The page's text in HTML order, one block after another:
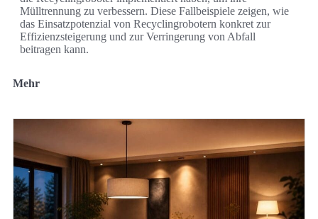
Mülltrennung zu verbessern. Diese Fallbeispiele zeigen, wie
das Einsatzpotenzial von Recyclingrobotern konkret zur
Effizienzsteigerung und zur Verringerung von Abfall
beitragen kann.
Mehr